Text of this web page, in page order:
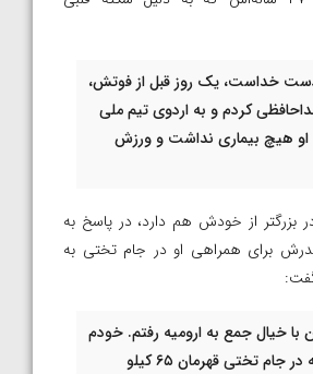
خداست، یک روز قبل از فوتش،
کردم و به اردوی تیم ملی
او هیچ بیماری نداشت و ورزش
بزرگتر از خودش هم دارد، در پاسخ به
برای همراهی او در جام تختی به
با خیال جمع به ارومیه رفتم. خودم
می‌دانستم که در جام تختی قهرمان ۶۵ کیلو